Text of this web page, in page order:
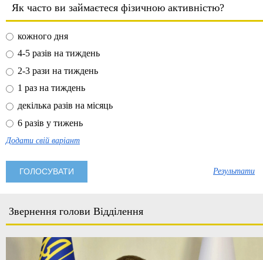
Як часто ви займаєтеся фізичною активністю?
кожного дня
4-5 разів на тиждень
2-3 рази на тиждень
1 раз на тиждень
декілька разів на місяць
6 разів у тижень
Додати свій варіант
Результати
Звернення голови Відділення